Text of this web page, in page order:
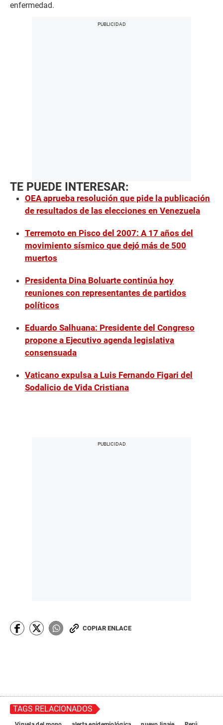
enfermedad.
TE PUEDE INTERESAR:
OEA aprueba resolución que pide la publicación
de resultados de las elecciones en Venezuela
Terremoto en Pisco del 2007: A 17 años del
movimiento sísmico que dejó más de 500
muertos
Presidenta Dina Boluarte continúa hoy
reuniones con representantes de partidos
políticos
Eduardo Salhuana: Presidente del Congreso
propone a Ejecutivo agenda legislativa
consensuada
Vaticano expulsa a Luis Fernando Figari del
Sodalicio de Vida Cristiana
COPIAR ENLACE
TAGS RELACIONADOS